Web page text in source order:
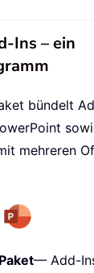
Ins – ein
bündelt
mehreren
— Add-